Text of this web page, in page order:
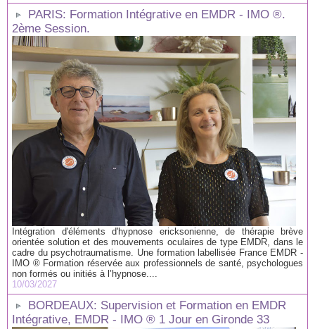
PARIS: Formation Intégrative en EMDR - IMO ®.
2ème Session.
Intégration d'éléments d'hypnose ericksonienne, de thérapie brève
orientée solution et des mouvements oculaires de type EMDR, dans le
cadre du psychotraumatisme. Une formation labellisée France EMDR -
IMO ® Formation réservée aux professionnels de santé, psychologues
non formés ou initiés à l’hypnose....
10/03/2027
BORDEAUX: Supervision et Formation en EMDR
Intégrative, EMDR - IMO ® 1 Jour en Gironde 33